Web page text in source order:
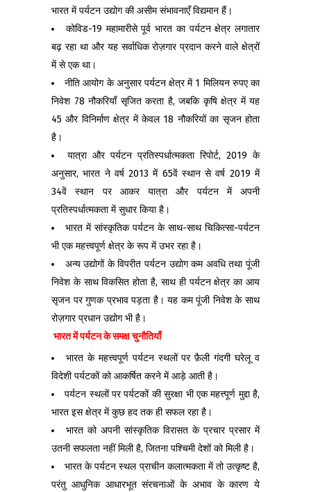
भारत में पर्यटन उद्योग की असीम संभावनाएँ विद्यमान हैं।
कोविड-19 महामारीसे पूर्व भारत का पर्यटन क्षेत्र लगातार
बढ़ रहा था और यह सर्वाधिक रोज़गार प्रदान करने वाले क्षेत्रों
में से एक था।
नीति आयोग के अनुसार पर्यटन क्षेत्र में 1 मिलियन रुपए का
निवेश 78 नौकरियाँ सृजित करता है, जबकि कृषि क्षेत्र में यह
45 और विनिर्माण क्षेत्र में केवल 18 नौकरियों का सृजन होता
है।
यात्रा और पर्यटन प्रतिस्पर्धात्मकता रिपोर्ट, 2019 के
अनुसार, भारत ने वर्ष 2013 में 65वें स्थान से वर्ष 2019 में
34वें स्थान पर आकर यात्रा और पर्यटन में अपनी
प्रतिस्पर्धात्मकता में सुधार किया है।
भारत में सांस्कृतिक पर्यटन के साथ-साथ चिकित्सा-पर्यटन
भी एक महत्त्वपूर्ण क्षेत्र के रूप में उभर रहा है।
अन्य उद्योगों के विपरीत पर्यटन उद्योग कम अवधि तथा पूंजी
निवेश के साथ विकसित होता है, साथ ही पर्यटन क्षेत्र का आय
सृजन पर गुणक प्रभाव पड़ता है। यह कम पूंजी निवेश के साथ
रोज़गार प्रधान उद्योग भी है।
भारत में पर्यटन के समक्ष चुनौतियाँ
भारत के महत्त्वपूर्ण पर्यटन स्थलों पर फ़ैली गंदगी घरेलू व
विदेशी पर्यटकों को आकर्षित करने में आड़े आती है।
पर्यटन स्थलों पर पर्यटकों की सुरक्षा भी एक महत्त्पूर्ण मुद्दा है,
भारत इस क्षेत्र में कुछ हद तक ही सफल रहा है।
भारत को अपनी सांस्कृतिक विरासत के प्रचार प्रसार में
उतनी सफलता नहीं मिली है, जितना पश्चिमी देशों को मिली है।
भारत के पर्यटन स्थल प्राचीन कलात्मकता में तो उत्कृष्ट है,
परंतु आधुनिक आधारभूत संरचनाओं के अभाव के कारण ये